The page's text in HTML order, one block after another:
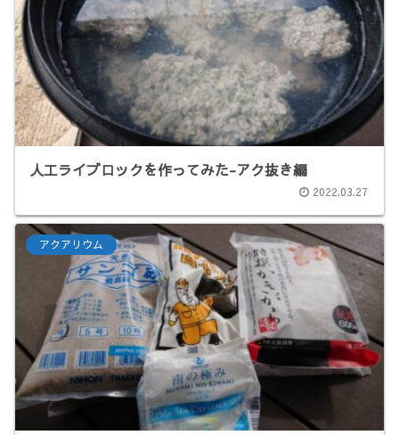
人工ライブロックを作ってみた-アク抜き編
2022.03.27
アクアリウム